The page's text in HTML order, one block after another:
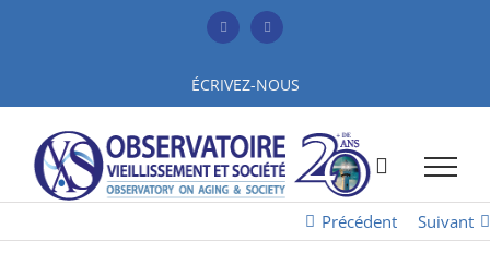
FacebookYouTube
ÉCRIVEZ-NOUS
Précédent Suivant